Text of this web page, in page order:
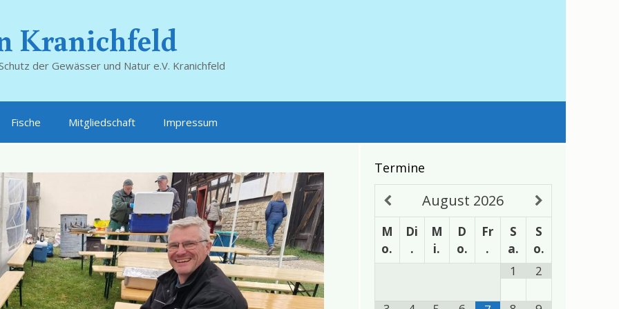
Kranichfeld
der Gewässer und Natur e.V. Kranichfeld
Fische Mitgliedschaft Impressum
Termine
August 2026
M
o.
Di
.
M
i.
D
o.
Fr
.
S
a.
S
o.
1
2